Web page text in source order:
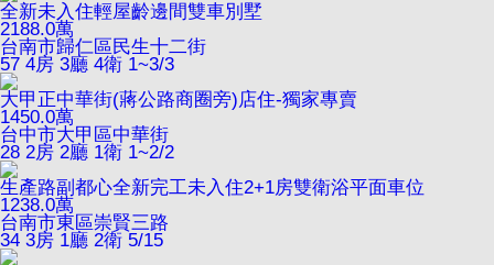
全新未入住輕屋齡邊間雙車別墅
2188.0萬
台南市歸仁區民生十二街
57 4房 3廳 4衛 1~3/3
大甲正中華街(蔣公路商圈旁)店住-獨家專賣
1450.0萬
台中市大甲區中華街
28 2房 2廳 1衛 1~2/2
生產路副都心全新完工未入住2+1房雙衛浴平面車位
1238.0萬
台南市東區崇賢三路
34 3房 1廳 2衛 5/15